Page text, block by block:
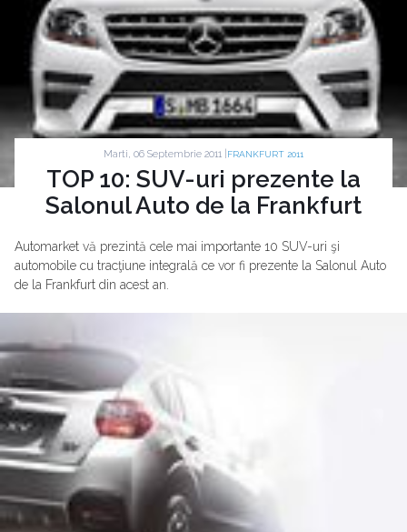
Marti, 06 Septembrie 2011 | FRANKFURT 2011
TOP 10: SUV-uri prezente la
Salonul Auto de la Frankfurt
Automarket vă prezintă cele mai importante 10 SUV-uri şi
automobile cu tracţiune integrală ce vor fi prezente la Salonul Auto
de la Frankfurt din acest an.